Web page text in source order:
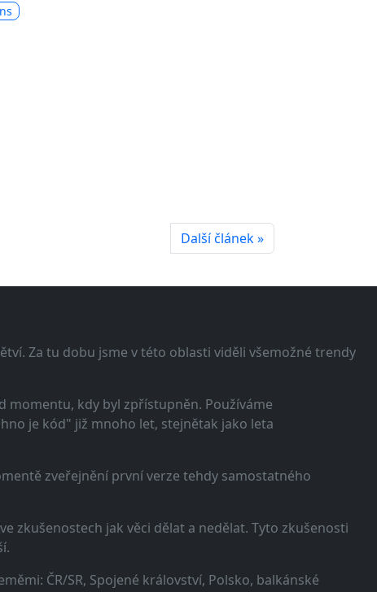
Další článek »
Za tu dobu jsme v této oblasti viděli všemožné trendy
momentu, kdy byl zpřístupněn. Používáme
je kód" již mnoho let, stejnětak jako leta
zveřejnění první verze tehdy samostatného
zkušenostech jak věci dělat a nedělat. Tyto zkušenosti
ČR/SR, Spojené království, Polsko, balkánské